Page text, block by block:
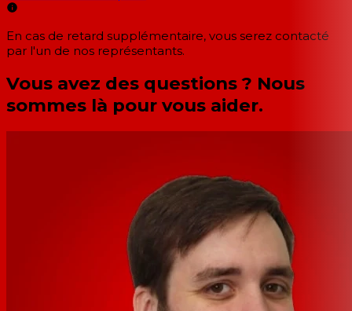
En cas de retard supplémentaire, vous serez contacté
par l'un de nos représentants.
Vous avez des questions ? Nous
sommes là pour vous aider.